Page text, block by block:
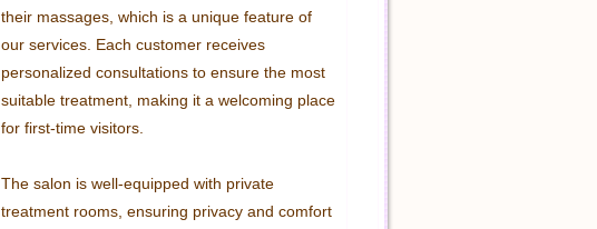
their massages, which is a unique feature of
our services. Each customer receives
personalized consultations to ensure the most
suitable treatment, making it a welcoming place
for first-time visitors.
The salon is well-equipped with private
treatment rooms, ensuring privacy and comfort